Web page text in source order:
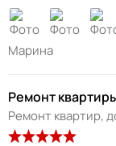
Марина
Ремонт
Ремонт квартир,